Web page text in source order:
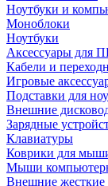
Ноутбуки и
Моноблоки
Ноутбуки
Аксессуары для
Кабели и
Игровые
Подставки для
Внешние
Зарядные
Клавиатуры
Коврики для
Мыши
Внешние жесткие